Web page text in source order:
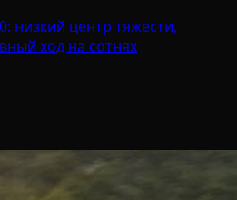
низкий центр тяжести,
ход на сотнях